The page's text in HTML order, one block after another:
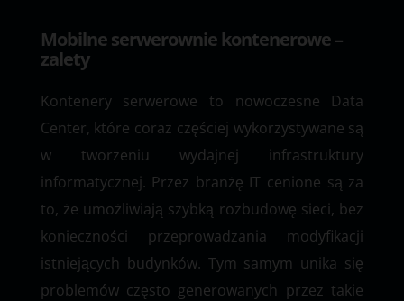
Mobilne serwerownie kontenerowe –
zalety
Kontenery serwerowe to nowoczesne Data
Center, które coraz częściej wykorzystywane są
w tworzeniu wydajnej infrastruktury
informatycznej. Przez branżę IT cenione są za
to, że umożliwiają szybką rozbudowę sieci, bez
konieczności przeprowadzania modyfikacji
istniejących budynków. Tym samym unika się
problemów często generowanych przez takie